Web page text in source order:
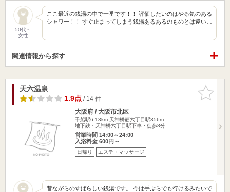
50代～
女性
ここ最近の銭湯の中で一番です！！ 評価したいのはやる気のある
シャワー！！ すぐ止まってしまう銭湯あるあるのものとは違い…
関連情報から探す
お気に入
りに追加
天六温泉
1.9点/ 14 件
大阪府 / 大阪市北区
千船駅6.13km 天神橋筋六丁目駅356m
地下鉄・天神橋六丁目駅下車・徒歩8分
営業時間 14:00～24:00
入浴料金 600円～
日帰り エステ・マッサージ
昔ながらのすばらしい銭湯です。 今は手ぶらでも行けるみたいで